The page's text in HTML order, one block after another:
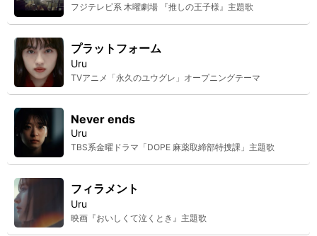
フジテレビ系 木曜劇場 『推しの王子様』主題歌
プラットフォーム
Uru
TVアニメ「永久のユウグレ」オープニングテーマ
Never ends
Uru
TBS系金曜ドラマ「DOPE 麻薬取締部特捜課」主題歌
フィラメント
Uru
映画『おいしくて泣くとき』主題歌